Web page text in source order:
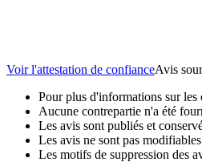
Voir l'attestation de confianceAvis
Pour plus d'informations sur les
Aucune contrepartie n'a été
Les avis sont publiés et
Les avis ne sont pas
Les motifs de suppression des